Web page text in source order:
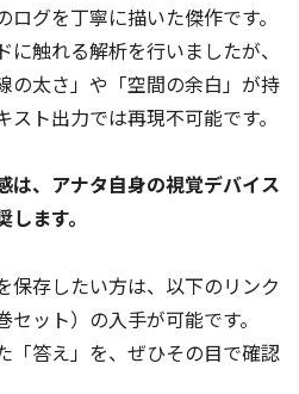
グを丁寧に描いた傑作です。
触れる解析を行いましたが、
の太さ」や「空間の余白」が持
ト出力では再現不可能です。
は、アナタ自身の視覚デバイス
ます。
保存したい方は、以下のリンク
ット）の入手が可能です。
「答え」を、ぜひその目で確認